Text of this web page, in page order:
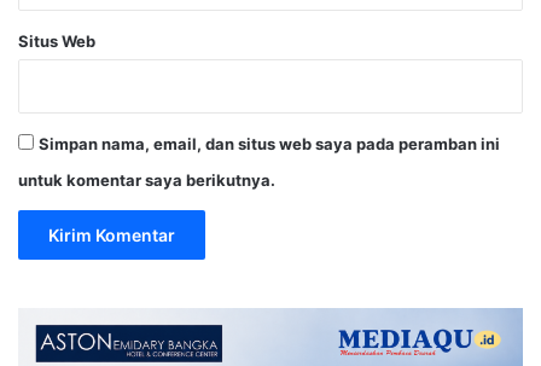
Situs Web
Simpan nama, email, dan situs web saya pada peramban ini
untuk komentar saya berikutnya.